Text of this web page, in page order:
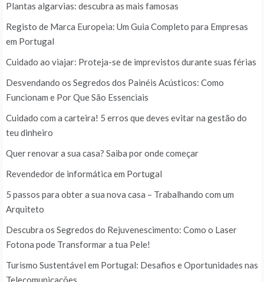
Plantas algarvias: descubra as mais famosas
Registo de Marca Europeia: Um Guia Completo para Empresas
em Portugal
Cuidado ao viajar: Proteja-se de imprevistos durante suas férias
Desvendando os Segredos dos Painéis Acústicos: Como
Funcionam e Por Que São Essenciais
Cuidado com a carteira! 5 erros que deves evitar na gestão do
teu dinheiro
Quer renovar a sua casa? Saiba por onde começar
Revendedor de informática em Portugal
5 passos para obter a sua nova casa – Trabalhando com um
Arquiteto
Descubra os Segredos do Rejuvenescimento: Como o Laser
Fotona pode Transformar a tua Pele!
Turismo Sustentável em Portugal: Desafios e Oportunidades nas
Telecomunicações